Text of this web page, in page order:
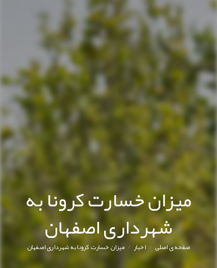
میزان خسارت کرونا به
شهرداری اصفهان
صفحه ی اصلی/ اخبار/ میزان خسارت کرونا به شهرداری اصفهان